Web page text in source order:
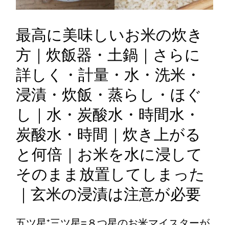
最高に美味しいお米の炊き
方｜炊飯器・土鍋｜さらに
詳しく・計量・水・洗米・
浸漬・炊飯・蒸らし・ほぐ
し｜水・炭酸水・時間水・
炭酸水・時間｜炊き上がる
と何倍｜お米を水に浸して
そのまま放置してしまった
｜玄米の浸漬は注意が必要
五ツ星⁺三ツ星=８つ星のお米マイスターが